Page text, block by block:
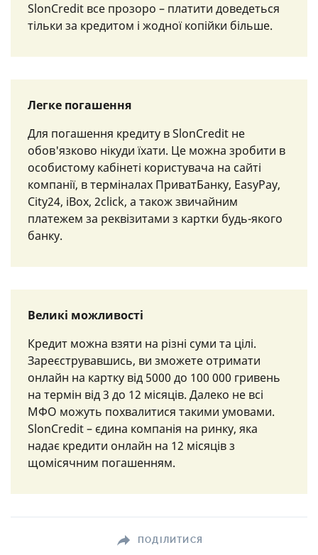
SlonCredit все прозоро – платити доведеться
тільки за кредитом і жодної копійки більше.
Легке погашення
Для погашення кредиту в SlonCredit не
обов'язково нікуди їхати. Це можна зробити в
особистому кабінеті користувача на сайті
компанії, в терміналах ПриватБанку, EasyPay,
City24, iBox, 2click, а також звичайним
платежем за реквізитами з картки будь-якого
банку.
Великі можливості
Кредит можна взяти на різні суми та цілі.
Зареєструвавшись, ви зможете отримати
онлайн на картку від 5000 до 100 000 гривень
на термін від 3 до 12 місяців. Далеко не всі
МФО можуть похвалитися такими умовами.
SlonCredit – єдина компанія на ринку, яка
надає кредити онлайн на 12 місяців з
щомісячним погашенням.
ПОДІЛИТИСЯ